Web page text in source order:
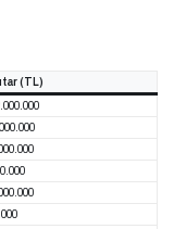
(TL)